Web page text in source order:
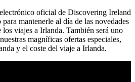
oficial de Discovering Ireland
mantenerle al día de las novedades
viajes a Irlanda. También será uno
magníficas ofertas especiales,
y el coste del viaje a Irlanda.